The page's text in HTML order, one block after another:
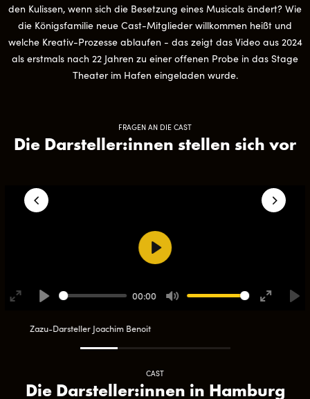
den Kulissen, wenn sich die Besetzung eines Musicals ändert? Wie
die Königsfamilie neue Cast-Mitglieder willkommen heißt und
welche Kreativ-Prozesse ablaufen - das zeigt das Video aus 2024
als erstmals nach 22 Jahren zu einer offenen Probe in das Stage
Theater im Hafen eingeladen wurde.
FRAGEN AN DIE CAST
Die Darsteller:innen stellen sich vor
00:00
Play
Zazu-Darsteller Joachim Benoit
fullscreen
CAST
Die Darsteller:innen in Hamburg